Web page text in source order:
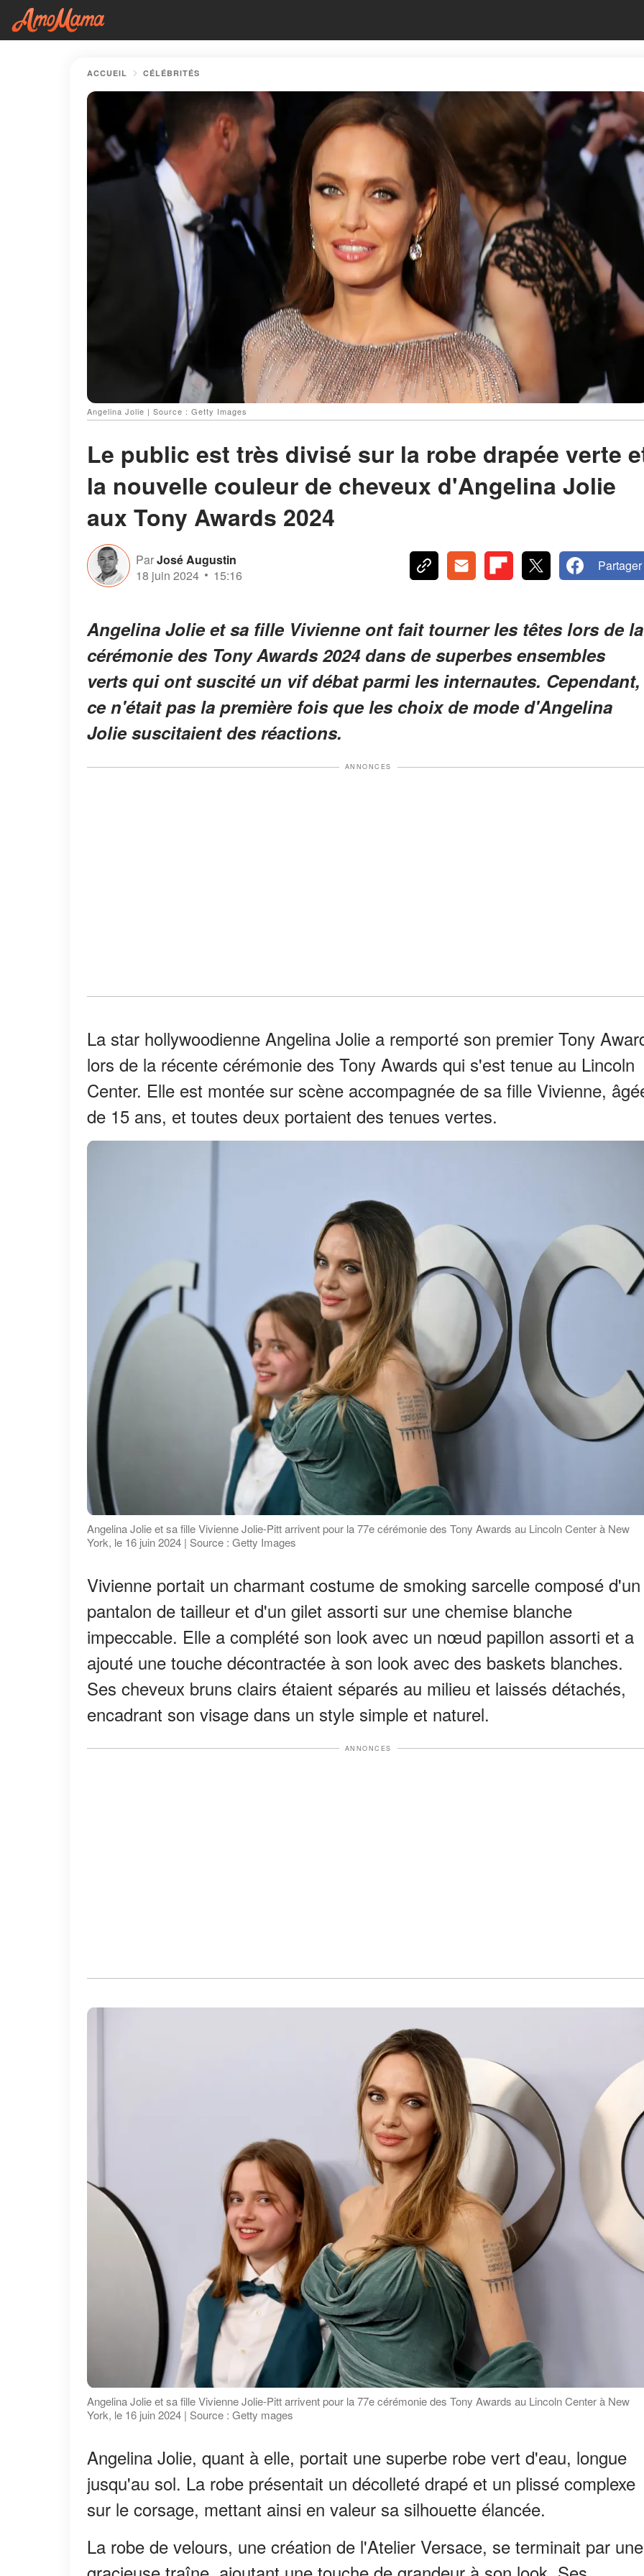
ACCUEIL CÉLÉBRITÉS
Angelina Jolie | Source : Getty Images
Le public est très divisé sur la robe drapée verte
la nouvelle couleur de cheveux d'Angelina Jolie
aux Tony Awards 2024
ParJosé Augustin
18 juin 2024
15:16
Partager
Angelina Jolie et sa fille Vivienne ont fait tourner les têtes lors de la
cérémonie des Tony Awards 2024 dans de superbes ensembles
verts qui ont suscité un vif débat parmi les internautes. Cependant,
ce n'était pas la première fois que les choix de mode d'Angelina
Jolie suscitaient des réactions.
ANNONCES
La star hollywoodienne Angelina Jolie a remporté son premier Tony
lors de la récente cérémonie des Tony Awards qui s'est tenue au Lincoln
Center. Elle est montée sur scène accompagnée de sa fille Vivienne,
de 15 ans, et toutes deux portaient des tenues vertes.
Angelina Jolie et sa fille Vivienne Jolie-Pitt arrivent pour la 77e cérémonie des Tony Awards au Lincoln Center à New
York, le 16 juin 2024 | Source : Getty Images
Vivienne portait un charmant costume de smoking sarcelle composé d'un
pantalon de tailleur et d'un gilet assorti sur une chemise blanche
impeccable. Elle a complété son look avec un nœud papillon assorti et a
ajouté une touche décontractée à son look avec des baskets blanches.
Ses cheveux bruns clairs étaient séparés au milieu et laissés détachés,
encadrant son visage dans un style simple et naturel.
ANNONCES
Angelina Jolie et sa fille Vivienne Jolie-Pitt arrivent pour la 77e cérémonie des Tony Awards au Lincoln Center à New
York, le 16 juin 2024 | Source : Getty mages
Angelina Jolie, quant à elle, portait une superbe robe vert d'eau, longue
jusqu'au sol. La robe présentait un décolleté drapé et un plissé complexe
sur le corsage, mettant ainsi en valeur sa silhouette élancée.
La robe de velours, une création de l'Atelier Versace, se terminait par une